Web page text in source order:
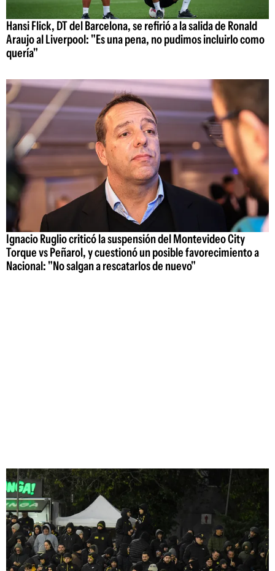
Hansi Flick, DT del Barcelona, se refirió a la salida de Ronald
Araujo al Liverpool: "Es una pena, no pudimos incluirlo como
quería"
Ignacio Ruglio criticó la suspensión del Montevideo City
Torque vs Peñarol, y cuestionó un posible favorecimiento a
Nacional: "No salgan a rescatarlos de nuevo"